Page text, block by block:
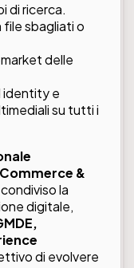
di ricerca.
file sbagliati o
delle
identity e
su tutti i
&
la
digitale,
di evolvere